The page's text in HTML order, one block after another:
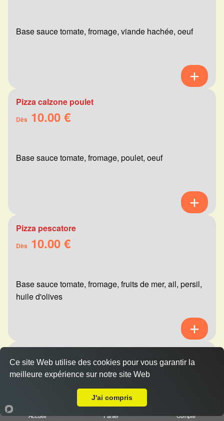
Base sauce tomate, fromage, viande hachée, oeuf
Pizza calzone poulet
Dès 10.00 €
Base sauce tomate, fromage, poulet, oeuf
Pizza pescatore
Dès 10.00 €
Base sauce tomate, fromage, fruits de mer, ail, persil,
huile d'olives
Dès10.00 €
Base sauce tomate, fromage, viande hachée,
Accueil Panier Compte
Ce site Web utilise des cookies pour vous garantir la
meilleure expérience sur notre site Web
J'ai compris